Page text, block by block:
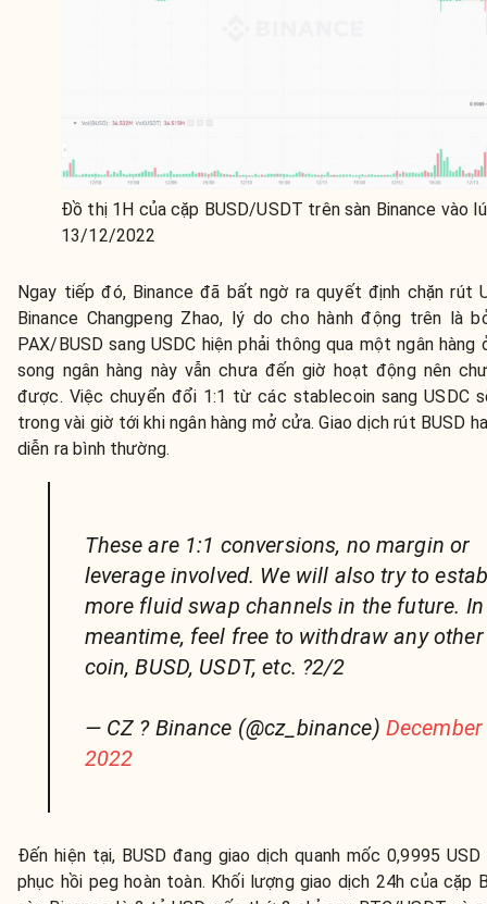
Đồ thị 1H của cặp BUSD/USDT trên sàn Binance vào
13/12/2022
Ngay tiếp đó, Binance đã bất ngờ ra quyết định chặn rút
Binance Changpeng Zhao, lý do cho hành động trên là
PAX/BUSD sang USDC hiện phải thông qua một ngân hàng
song ngân hàng này vẫn chưa đến giờ hoạt động nên
được. Việc chuyển đổi 1:1 từ các stablecoin sang USDC
trong vài giờ tới khi ngân hàng mở cửa. Giao dịch rút BUSD
diễn ra bình thường.
These are 1:1 conversions, no margin or
leverage involved. We will also try to
more fluid swap channels in the future.
meantime, feel free to withdraw any
coin, BUSD, USDT, etc. ?2/2
— CZ ? Binance (@cz_binance)
2022
Đến hiện tại, BUSD đang giao dịch quanh mốc 0,9995
phục hồi peg hoàn toàn. Khối lượng giao dịch 24h của cặp